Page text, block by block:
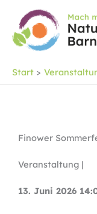
Inhalt
springen
Start
Finower
Veranstaltung |
13. Juni 2026